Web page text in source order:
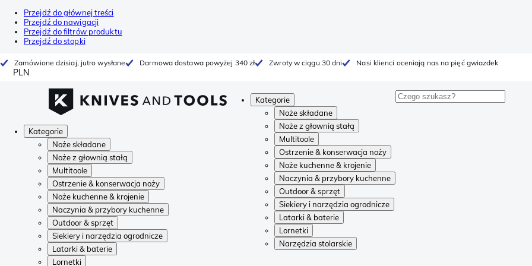
Przejdź do głównej treści
Przejdź do nawigacji
Przejdź do filtrów produktu
Przejdź do stopki
Zamówione dzisiaj, jutro wysłane Darmowa dostawa powyżej 340 zł Zwroty w ciągu 30 dni Nasi klienci oceniają nas na pięć gwiazdek
PLN
Kategorie
Noże składane
Noże z głownią stałą
Multitoole
Ostrzenie & konserwacja noży
Noże kuchenne & krojenie
Naczynia & przybory kuchenne
Outdoor & sprzęt
Siekiery i narzędzia ogrodnicze
Latarki & baterie
Lornetki
Narzędzia stolarskie
Kategorie
Noże składane
Noże z głownią stałą
Multitoole
Ostrzenie & konserwacja noży
Noże kuchenne & krojenie
Naczynia & przybory kuchenne
Outdoor & sprzęt
Siekiery i narzędzia ogrodnicze
Latarki & baterie
Lornetki